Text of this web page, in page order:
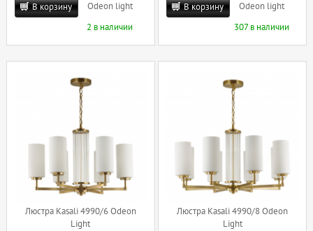
В корзину
Odeon light
2 в наличии
В корзину
Odeon light
307 в наличии
Люстра Kasali 4990/6 Odeon
Light
Люстра Kasali 4990/8 Odeon
Light